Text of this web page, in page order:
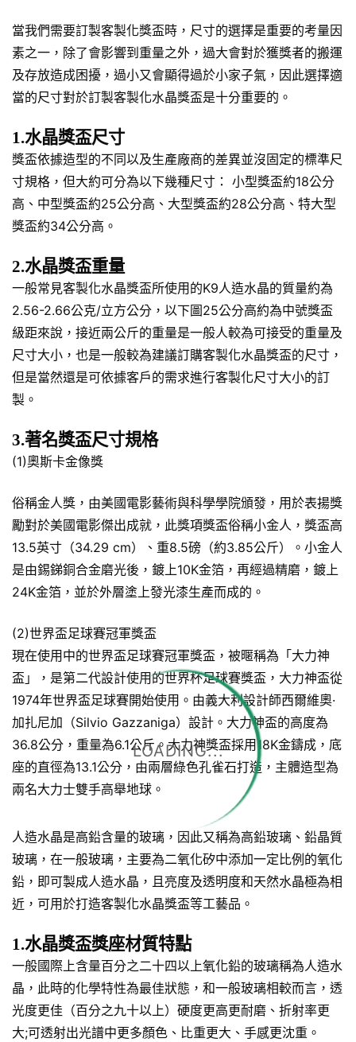
LOADING...
當我們需要訂製客製化獎盃時，尺寸的選擇是重要的考量因
素之一，除了會影響到重量之外，過大會對於獲獎者的搬運
及存放造成困擾，過小又會顯得過於小家子氣，因此選擇適
當的尺寸對於訂製客製化水晶獎盃是十分重要的。
1.水晶獎盃尺寸
獎盃依據造型的不同以及生產廠商的差異並沒固定的標準尺
寸規格，但大約可分為以下幾種尺寸： 小型獎盃約18公分
高、中型獎盃約25公分高、大型獎盃約28公分高、特大型
獎盃約34公分高。
2.水晶獎盃重量
一般常見客製化水晶獎盃所使用的K9人造水晶的質量約為
2.56-2.66公克/立方公分，以下圖25公分高約為中號獎盃
級距來說，接近兩公斤的重量是一般人較為可接受的重量及
尺寸大小，也是一般較為建議訂購客製化水晶獎盃的尺寸，
但是當然還是可依據客戶的需求進行客製化尺寸大小的訂
製。
3.著名獎盃尺寸規格
(1)奧斯卡金像獎
俗稱金人獎，由美國電影藝術與科學學院頒發，用於表揚獎
勵對於美國電影傑出成就，此獎項獎盃俗稱小金人，獎盃高
13.5英寸（34.29 cm）、重8.5磅（約3.85公斤）。小金人
是由錫銻銅合金磨光後，鍍上10K金箔，再經過精磨，鍍上
24K金箔，並於外層塗上發光漆生產而成的。
(2)世界盃足球賽冠軍獎盃
現在使用中的世界盃足球賽冠軍獎盃，被暱稱為「大力神
盃」，是第二代設計使用的世界杯足球賽獎盃，大力神盃從
1974年世界盃足球賽開始使用。由義大利設計師西爾維奧·
加扎尼加（Silvio Gazzaniga）設計。大力神盃的高度為
36.8公分，重量為6.1公斤。大力神獎盃採用18K金鑄成，底
座的直徑為13.1公分，由兩層綠色孔雀石打造，主體造型為
兩名大力士雙手高舉地球。
人造水晶是高鉛含量的玻璃，因此又稱為高鉛玻璃、鉛晶質
玻璃，在一般玻璃，主要為二氧化矽中添加一定比例的氧化
鉛，即可製成人造水晶，且亮度及透明度和天然水晶極為相
近，可用於打造客製化水晶獎盃等工藝品。
1.水晶獎盃獎座材質特點
一般國際上含量百分之二十四以上氧化鉛的玻璃稱為人造水
晶，此時的化學特性為最佳狀態，和一般玻璃相較而言，透
光度更佳（百分之九十以上）硬度更高更耐磨、折射率更
大;可透射出光譜中更多顏色、比重更大、手感更沈重。